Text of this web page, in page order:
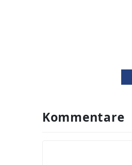
Kommentare